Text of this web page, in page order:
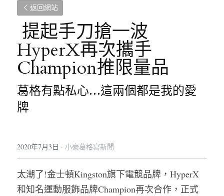
返回網站
HyperX再次攜手
Champion推限量品
葛格有點私心…這兩個都是我的愛
牌
2020年7月3日 · 小豪葛格寫新聞
太潮了!金士頓Kingston旗下電競品牌，HyperX
和知名運動服飾品牌Champion再次合作，正式